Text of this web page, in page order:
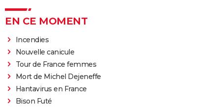
EN CE MOMENT
Incendies
Nouvelle canicule
Tour de France femmes
Mort de Michel Dejeneffe
Hantavirus en France
Bison Futé